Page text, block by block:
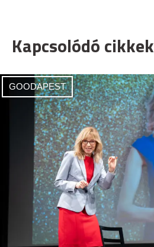
Kapcsolódó cikkek
GOODAPEST